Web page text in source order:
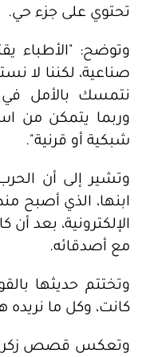
تحتوي على جزء حي.
وتوضح: "الأطباء
صناعية، لكننا لا
نتمسك بالأمل في
وربما يتمكن من
شبكية أو قرنية".
وتشير إلى أن
ابنها، الذي أصبح
الإلكترونية، بعد
مع أصدقائه.
وتختتم حديثها
كانت، وكل ما نريده
وتعكس قصص زكريا